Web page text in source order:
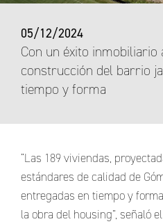
05/12/2024
Con un éxito
construcción del barrio
tiempo y forma
“Las 189 viviendas,
estándares de calidad de
entregadas en tiempo y
la obra del housing”, señaló